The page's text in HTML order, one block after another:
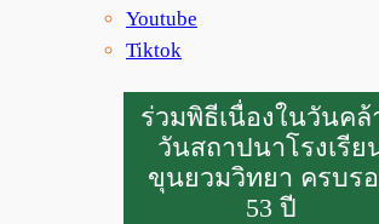
Youtube
Tiktok
ร่วมพิธีเนื่องในวันคล้
วันสถาปนาโรงเรีย
ขุนยวมวิทยา ครบร
53 ปี